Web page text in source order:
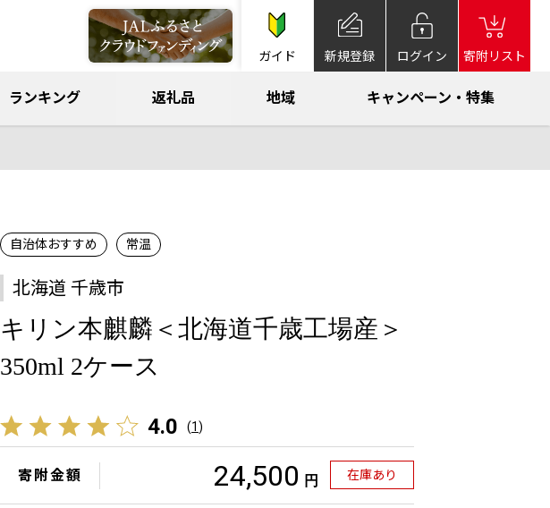
ガイド 新規登録 ログイン 寄附リスト
ランキング 返礼品 地域 キャンペーン・特集
自治体おすすめ 常温
北海道 千歳市
キリン本麒麟＜北海道千歳工場産＞
350ml 2ケース
4.0 (1)
寄附金額 24,500 円 在庫あり